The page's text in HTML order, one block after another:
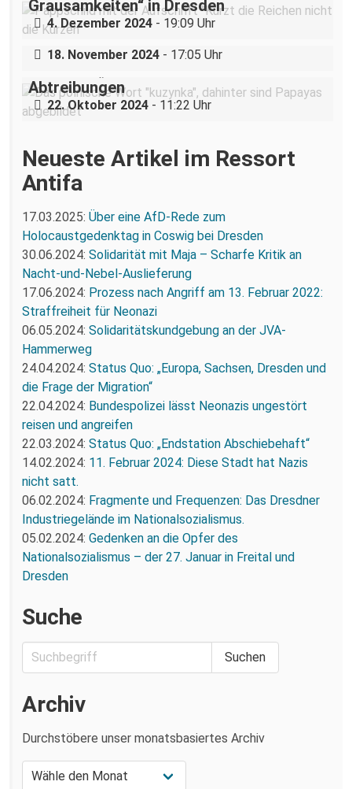
Grausamkeiten“ in Dresden
4. Dezember 2024 - 19:09 Uhr
Nazigruppe sucht (und bekommt) Stress
in der Dresdner Neustadt
18. November 2024 - 17:05 Uhr
Abtreibungen
22. Oktober 2024 - 11:22 Uhr
Neueste Artikel im Ressort
Antifa
17.03.2025: Über eine AfD-Rede zum
Holocaustgedenktag in Coswig bei Dresden
30.06.2024: Solidarität mit Maja – Scharfe Kritik an
Nacht-und-Nebel-Auslieferung
17.06.2024: Prozess nach Angriff am 13. Februar 2022:
Straffreiheit für Neonazi
06.05.2024: Solidaritätskundgebung an der JVA-
Hammerweg
24.04.2024: Status Quo: „Europa, Sachsen, Dresden und
die Frage der Migration“
22.04.2024: Bundespolizei lässt Neonazis ungestört
reisen und angreifen
22.03.2024: Status Quo: „Endstation Abschiebehaft“
14.02.2024: 11. Februar 2024: Diese Stadt hat Nazis
nicht satt.
06.02.2024: Fragmente und Frequenzen: Das Dresdner
Industriegelände im Nationalsozialismus.
05.02.2024: Gedenken an die Opfer des
Nationalsozialismus – der 27. Januar in Freital und
Dresden
Suche
Archiv
Durchstöbere unser monatsbasiertes Archiv